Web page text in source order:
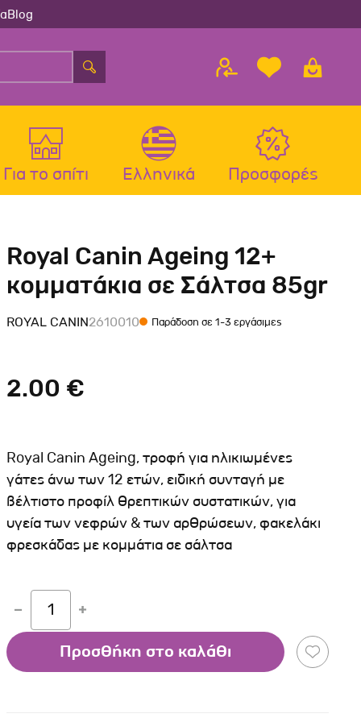
Blog
Μπολ-Ταιστρες-Ποτίστρες Σκύλου
Περιλαίμια Σκύλου
Σαμαράκια Σκύλου
Ρουχαλάκια Σκύλου
Ταυτότητες Σκύλου
Κουδουνάκια Σκύλου
Εκπαίδευση Σκύλου
Μπολ-Ταιστρες-Ποτίστρες Γάτας
Περιλαίμια-Σαμαράκια Γάτας
Παιχνίδια Γάτας
Για το σπίτι Ελληνικά Προσφορές
Royal Canin Ageing 12+
κομματάκια σε Σάλτσα 85gr
ROYAL CANIN2610010 Παράδοση σε 1-3 εργάσιμες
2.00 €
Royal Canin Ageing, τροφή για ηλικιωμένες
γάτες άνω των 12 ετών, ειδική συνταγή με
βέλτιστο προφίλ θρεπτικών συστατικών, για
υγεία των νεφρών & των αρθρώσεων, φακελάκι
φρεσκάδας με κομμάτια σε σάλτσα
1
Προσθήκη στο καλάθι